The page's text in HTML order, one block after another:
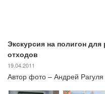
Экскурсия на полигон
отходов
19.04.2011
Автор фото – Андрей Рагуля